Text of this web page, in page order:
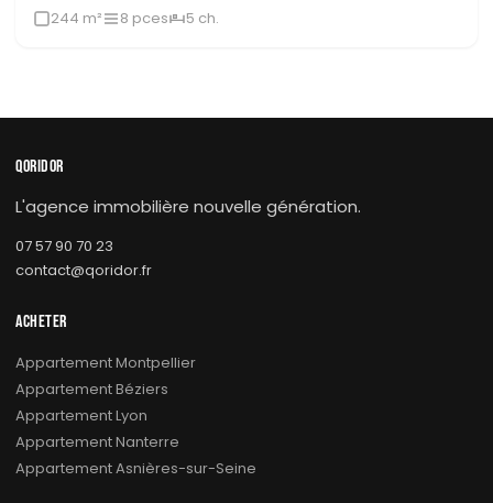
244 m² 8 pces 5 ch.
QORIDOR
L'agence immobilière nouvelle génération.
07 57 90 70 23
contact@qoridor.fr
ACHETER
Appartement Montpellier
Appartement Béziers
Appartement Lyon
Appartement Nanterre
Appartement Asnières-sur-Seine